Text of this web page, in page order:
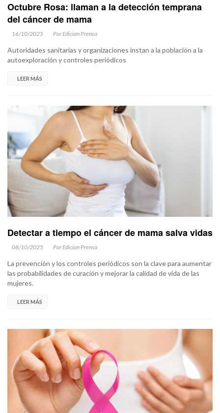
Octubre Rosa: llaman a la detección temprana
del cáncer de mama
16/10/2025 Por Edicion Prensa
Autoridades sanitarias y organizaciones instan a la población a la
autoexploración y controles periódicos
LEER MÁS
Detectar a tiempo el cáncer de mama salva vidas
08/10/2025 Por Edicion Prensa
La prevención y los controles periódicos son la clave para aumentar
las probabilidades de curación y mejorar la calidad de vida de las
mujeres.
LEER MÁS